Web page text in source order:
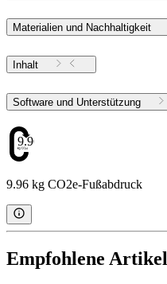
Materialien und Nachhaltigkeit
Inhalt
Software und Unterstützung
9.96
9.96 kg CO2e-Fußabdruck
Empfohlene Artikel